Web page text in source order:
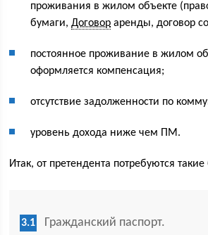
проживания в жилом объекте
бумаги,Договор аренды, договор
постоянное проживание в жилом
оформляется компенсация;
отсутствие задолженности по
уровень дохода ниже чем ПМ.
Итак, от претендента потребуются
Гражданский паспорт.